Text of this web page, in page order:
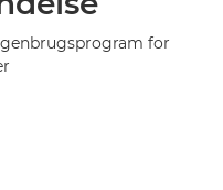
for